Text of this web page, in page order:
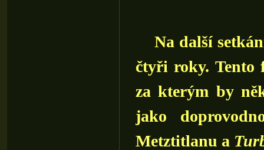
Na další
čtyři roky. Tento
za kterým by
jako
Metztitlanu a